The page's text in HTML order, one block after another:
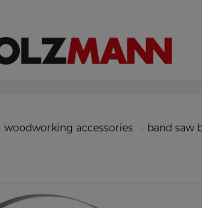
woodworking accessories band saw